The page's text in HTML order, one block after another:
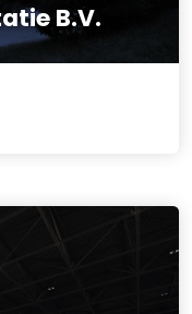
B.V.